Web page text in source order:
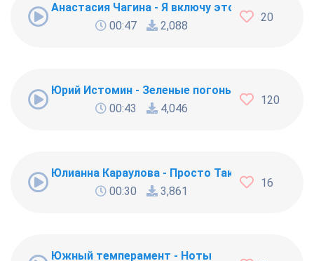
Анастасия Чагина - Я включу это лето
00:47
2,088
20
Юрий Истомин - Зеленые погоны
00:43
4,046
120
Юлианна Караулова - Просто Так
00:30
3,861
16
Южный темперамент - Ноты